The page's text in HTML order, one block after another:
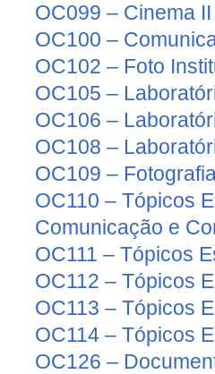
OC099 – Cinema II
OC100 –
OC102 – Foto
OC105 –
OC106 –
OC108 –
OC109 –
OC110 – Tópicos
Comunicação e
OC111 – Tópicos
OC112 – Tópicos
OC113 – Tópicos
OC114 – Tópicos
OC126 –